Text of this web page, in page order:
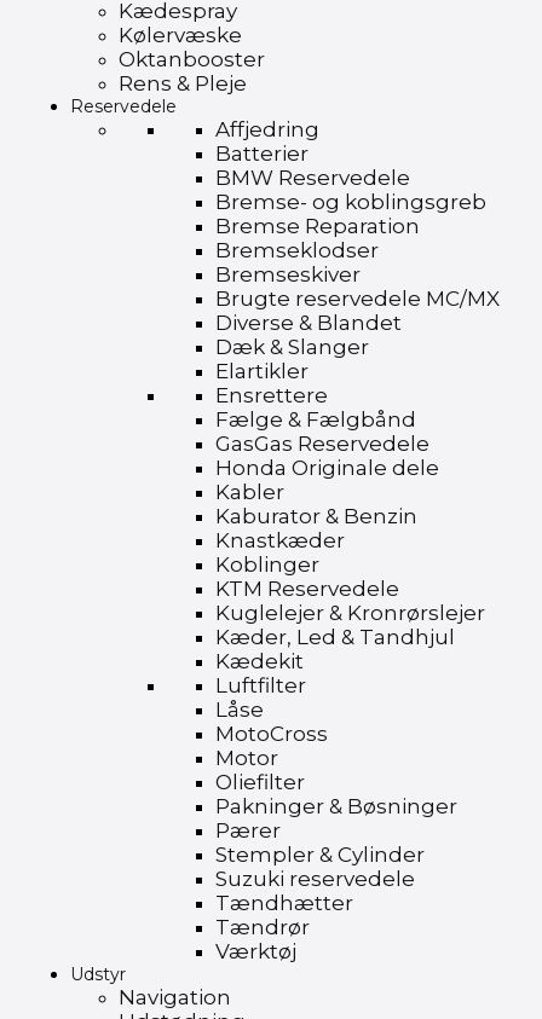
Kædespray
Kølervæske
Oktanbooster
Rens & Pleje
Reservedele
Affjedring
Batterier
BMW Reservedele
Bremse- og koblingsgreb
Bremse Reparation
Bremseklodser
Bremseskiver
Brugte reservedele MC/MX
Diverse & Blandet
Dæk & Slanger
Elartikler
Ensrettere
Fælge & Fælgbånd
GasGas Reservedele
Honda Originale dele
Kabler
Kaburator & Benzin
Knastkæder
Koblinger
KTM Reservedele
Kuglelejer & Kronrørslejer
Kæder, Led & Tandhjul
Kædekit
Luftfilter
Låse
MotoCross
Motor
Oliefilter
Pakninger & Bøsninger
Pærer
Stempler & Cylinder
Suzuki reservedele
Tændhætter
Tændrør
Værktøj
Udstyr
Navigation